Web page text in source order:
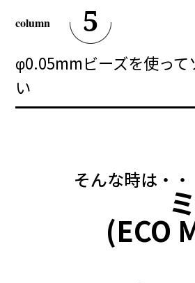
5
φ0.05mmビーズを使って
い
そんな時は・・
(ECO